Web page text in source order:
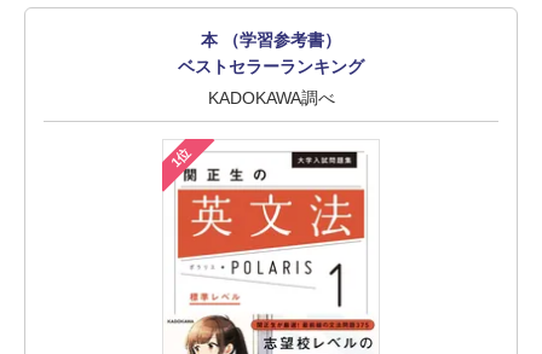
本 （学習参考書）
ベストセラーランキング
KADOKAWA調べ
1位